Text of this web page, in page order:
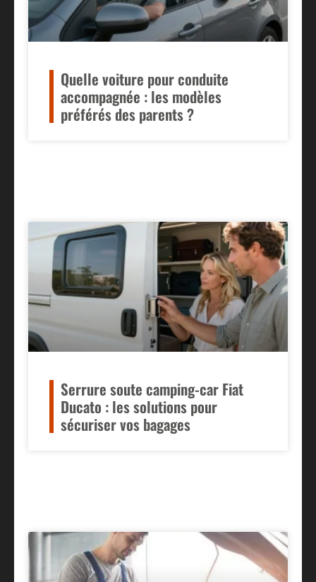
Quelle voiture pour conduite
accompagnée : les modèles
préférés des parents ?
Serrure soute camping-car Fiat
Ducato : les solutions pour
sécuriser vos bagages